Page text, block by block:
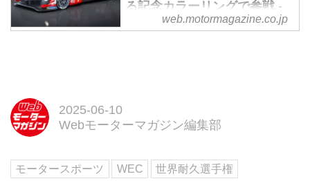
る記念カラーリングで参戦 -
Webモーターマガジン
で行われる。今年のル・マン24時
トヨタはそれを記念して特別なカ
web.motormagazine.co.jp
2025-06-10
Webモーターマガジン編集部
モータースポーツ WEC 世界耐久選手権